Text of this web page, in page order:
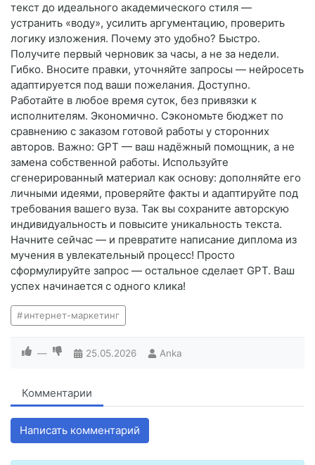
текст до идеального академического стиля —
устранить «воду», усилить аргументацию, проверить
логику изложения. Почему это удобно? Быстро.
Получите первый черновик за часы, а не за недели.
Гибко. Вносите правки, уточняйте запросы — нейросеть
адаптируется под ваши пожелания. Доступно.
Работайте в любое время суток, без привязки к
исполнителям. Экономично. Сэкономьте бюджет по
сравнению с заказом готовой работы у сторонних
авторов. Важно: GPT — ваш надёжный помощник, а не
замена собственной работы. Используйте
сгенерированный материал как основу: дополняйте его
личными идеями, проверяйте факты и адаптируйте под
требования вашего вуза. Так вы сохраните авторскую
индивидуальность и повысите уникальность текста.
Начните сейчас — и превратите написание диплома из
мучения в увлекательный процесс! Просто
сформулируйте запрос — остальное сделает GPT. Ваш
успех начинается с одного клика!
интернет-маркетинг
— 25.05.2026 Anka
Комментарии
Написать комментарий